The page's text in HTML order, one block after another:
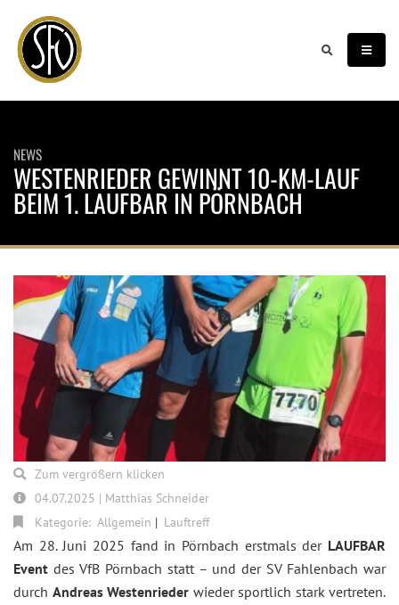
NEWS
WESTENRIEDER GEWINNT 10-KM-LAUF
BEIM 1. LAUFBAR IN PÖRNBACH
Am 28. Juni 2025 fand in Pörnbach erstmals der LAUFBAR
Event des VfB Pörnbach statt – und der SV Fahlenbach war
durch Andreas Westenrieder wieder sportlich stark vertreten.
Zum vergrößern klicken
04.07.2025 | Matthias Schneider
Kategorie: Allgemein Lauftreff